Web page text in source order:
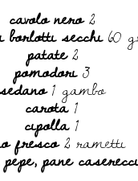
cavolo nero2
secchi60
patate2
pomodori3
sedano1 gambo
carota1
cipolla1
fresco2 rametti
pane